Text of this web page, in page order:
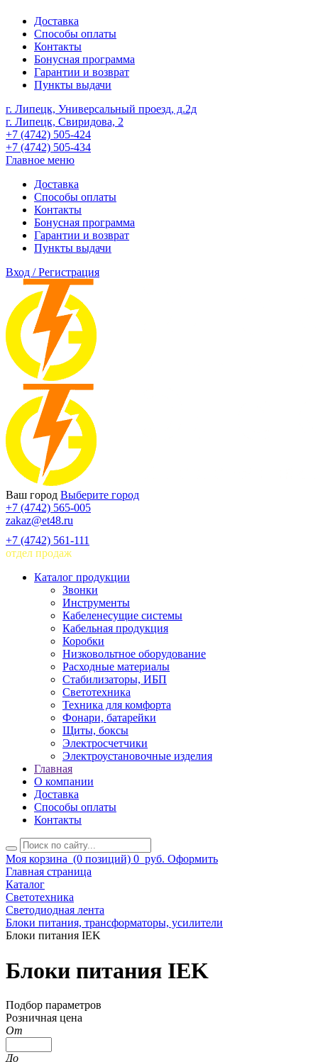
Доставка
Способы оплаты
Контакты
Бонусная программа
Гарантии и возврат
Пункты выдачи
г. Липецк, Универсальный проезд, д.2д
г. Липецк, Свиридова, 2
+7 (4742) 505-424
+7 (4742) 505-434
Главное меню
Доставка
Способы оплаты
Контакты
Бонусная программа
Гарантии и возврат
Пункты выдачи
Вход / Регистрация
Ваш город Выберите город
+7 (4742) 565-005
zakaz@et48.ru
+7 (4742) 561-111
отдел продаж
Каталог продукции
Звонки
Инструменты
Кабеленесущие системы
Кабельная продукция
Коробки
Низковольтное оборудование
Расходные материалы
Стабилизаторы, ИБП
Светотехника
Техника для комфорта
Фонари, батарейки
Щиты, боксы
Электросчетчики
Электроустановочные изделия
Главная
О компании
Доставка
Способы оплаты
Контакты
Моя корзина (0 позиций) 0 руб. Оформить
Главная страница
Каталог
Светотехника
Светодиодная лента
Блоки питания, трансформаторы, усилители
Блоки питания IEK
Блоки питания IEK
Подбор параметров
Розничная цена
От
До